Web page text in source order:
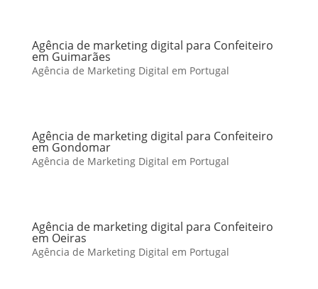
Agência de marketing digital para Confeiteiro
em Guimarães
Agência de Marketing Digital em Portugal
Agência de marketing digital para Confeiteiro
em Gondomar
Agência de Marketing Digital em Portugal
Agência de marketing digital para Confeiteiro
em Oeiras
Agência de Marketing Digital em Portugal